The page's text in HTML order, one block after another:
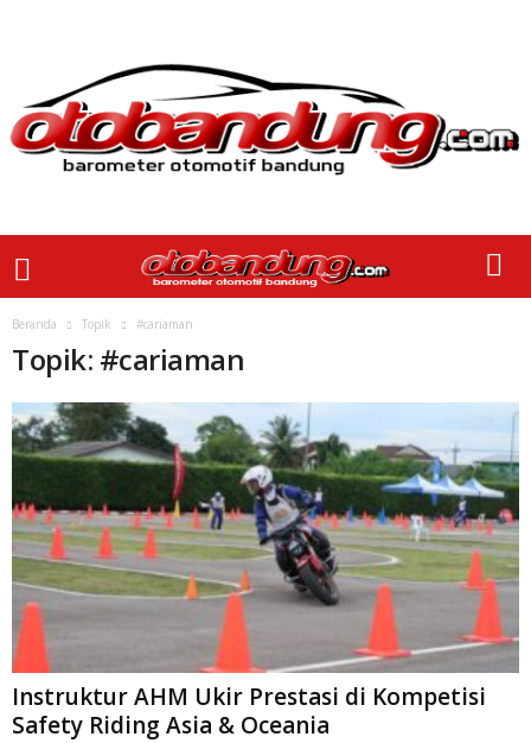
Beranda Topik #cariaman
Topik: #cariaman
Instruktur AHM Ukir Prestasi di Kompetisi
Safety Riding Asia & Oceania